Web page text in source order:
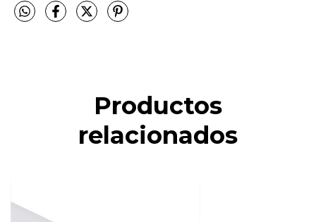
Productos
relacionados